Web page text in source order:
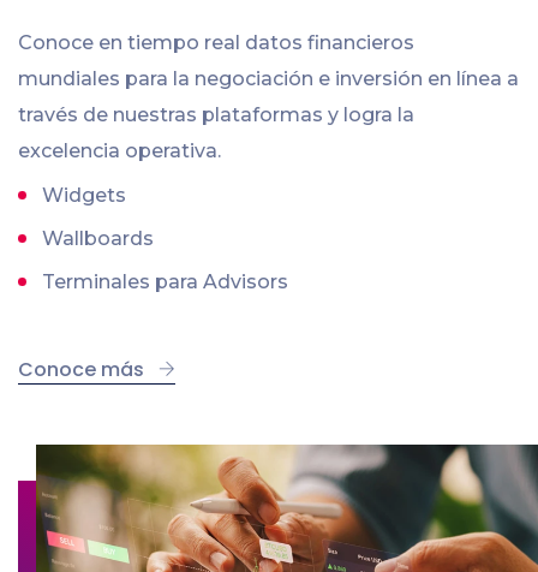
Conoce en tiempo real datos financieros
mundiales para la negociación e inversión en línea a
través de nuestras plataformas y logra la
excelencia operativa.
Widgets
Wallboards
Terminales para Advisors
Conoce más